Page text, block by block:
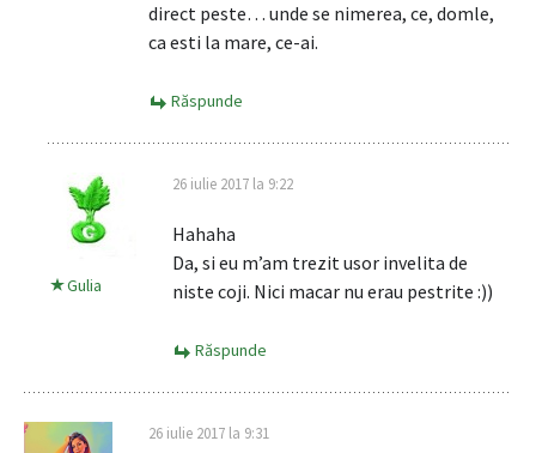
direct peste… unde se nimerea, ce, domle,
ca esti la mare, ce-ai.
Răspunde
Gulia
26 iulie 2017 la 9:22
Hahaha
Da, si eu m’am trezit usor invelita de
niste coji. Nici macar nu erau pestrite :))
Răspunde
26 iulie 2017 la 9:31